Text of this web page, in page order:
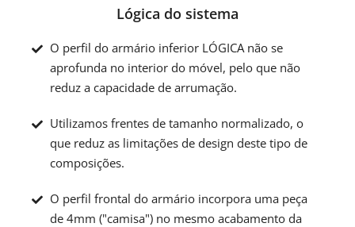
Lógica do sistema
O perfil do armário inferior LÓGICA não se
aprofunda no interior do móvel, pelo que não
reduz a capacidade de arrumação.
Utilizamos frentes de tamanho normalizado, o
que reduz as limitações de design deste tipo de
composições.
O perfil frontal do armário incorpora uma peça
de 4mm ("camisa") no mesmo acabamento da